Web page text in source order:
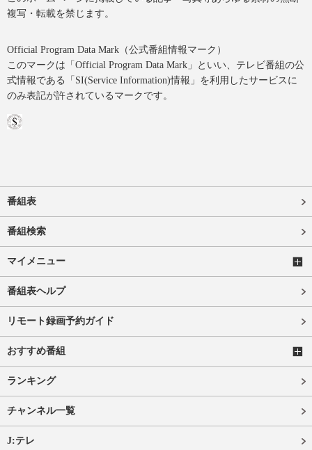
複写・転載を禁じます。
Official Program Data Mark（公式番組情報マーク）
このマークは「Official Program Data Mark」といい、テレビ番組の公
式情報である「SI(Service Information)情報」を利用したサービスに
のみ表記が許されているマークです。
番組表
番組検索
マイメニュー
番組表ヘルプ
リモート録画予約ガイド
おすすめ番組
ランキング
チャンネル一覧
J:テレ